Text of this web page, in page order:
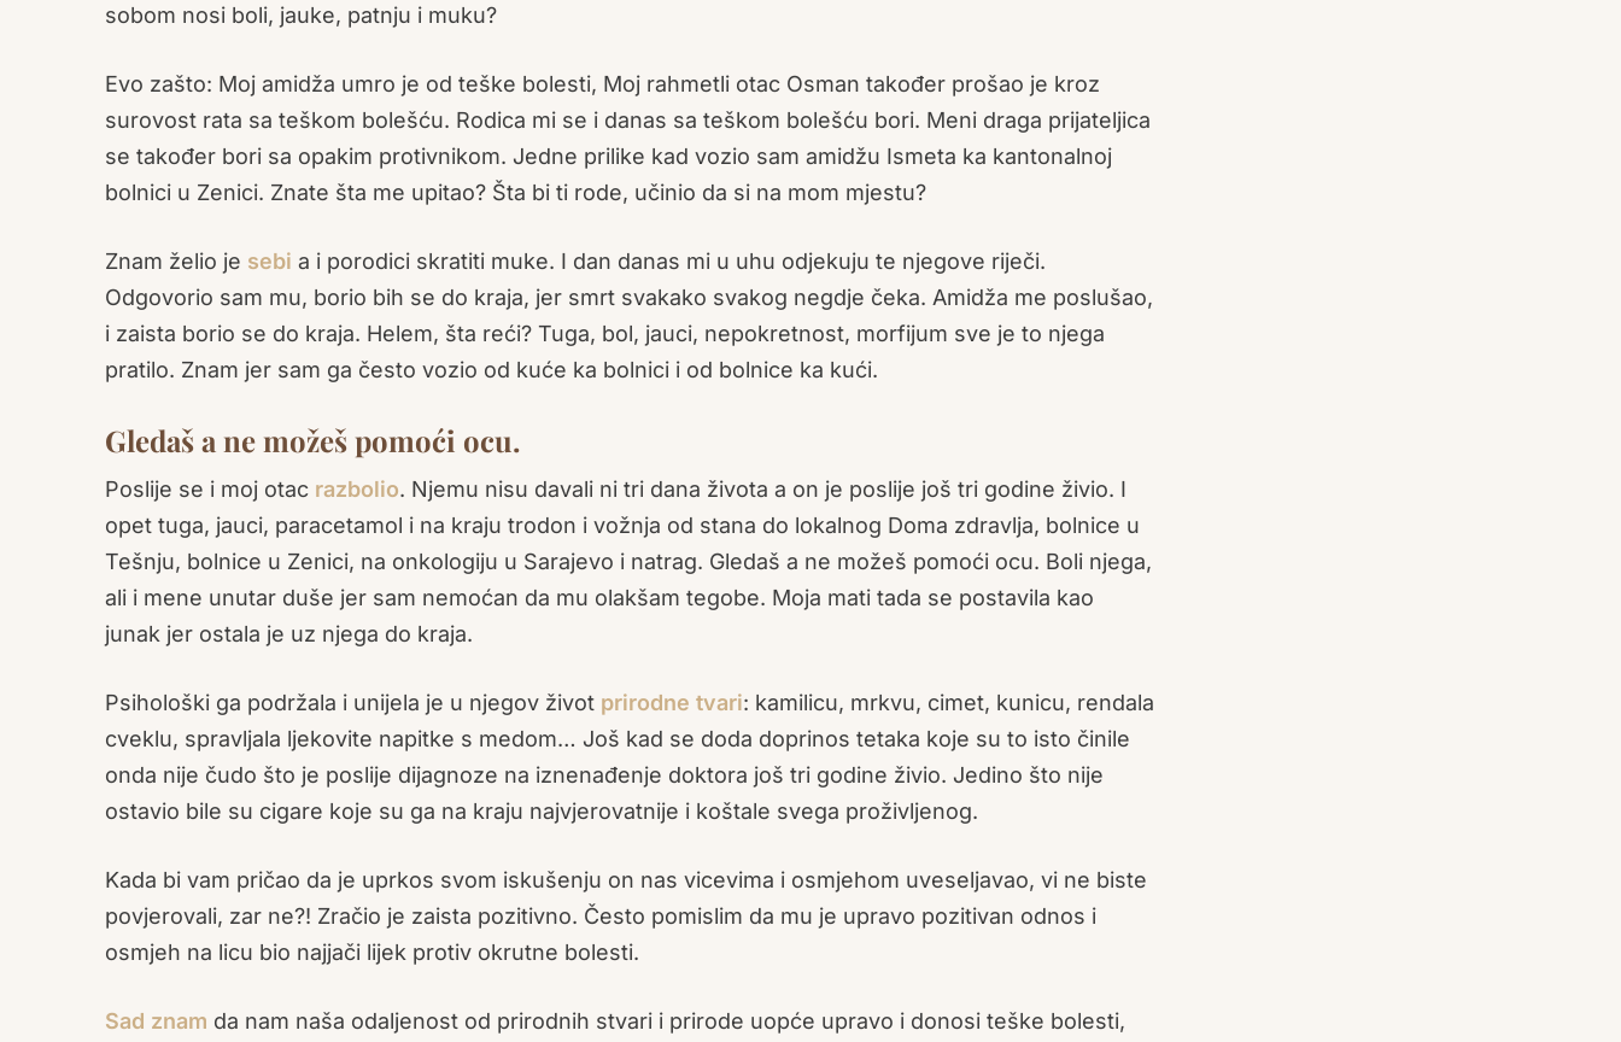
sobom nosi boli, jauke, patnju i muku?
Evo zašto: Moj amidža umro je od teške bolesti, Moj rahmetli otac Osman također prošao je kroz
surovost rata sa teškom bolešću. Rodica mi se i danas sa teškom bolešću bori. Meni draga prijateljica
se također bori sa opakim protivnikom. Jedne prilike kad vozio sam amidžu Ismeta ka kantonalnoj
bolnici u Zenici. Znate šta me upitao? Šta bi ti rode, učinio da si na mom mjestu?
Znam želio je sebi a i porodici skratiti muke. I dan danas mi u uhu odjekuju te njegove riječi.
Odgovorio sam mu, borio bih se do kraja, jer smrt svakako svakog negdje čeka. Amidža me poslušao,
i zaista borio se do kraja. Helem, šta reći? Tuga, bol, jauci, nepokretnost, morfijum sve je to njega
pratilo. Znam jer sam ga često vozio od kuće ka bolnici i od bolnice ka kući.
Gledaš a ne možeš pomoći ocu.
Poslije se i moj otac razbolio. Njemu nisu davali ni tri dana života a on je poslije još tri godine živio. I
opet tuga, jauci, paracetamol i na kraju trodon i vožnja od stana do lokalnog Doma zdravlja, bolnice u
Tešnju, bolnice u Zenici, na onkologiju u Sarajevo i natrag. Gledaš a ne možeš pomoći ocu. Boli njega,
ali i mene unutar duše jer sam nemoćan da mu olakšam tegobe. Moja mati tada se postavila kao
junak jer ostala je uz njega do kraja.
Psihološki ga podržala i unijela je u njegov život prirodne tvari: kamilicu, mrkvu, cimet, kunicu, rendala
cveklu, spravljala ljekovite napitke s medom… Još kad se doda doprinos tetaka koje su to isto činile
onda nije čudo što je poslije dijagnoze na iznenađenje doktora još tri godine živio. Jedino što nije
ostavio bile su cigare koje su ga na kraju najvjerovatnije i koštale svega proživljenog.
Kada bi vam pričao da je uprkos svom iskušenju on nas vicevima i osmjehom uveseljavao, vi ne biste
povjerovali, zar ne?! Zračio je zaista pozitivno. Često pomislim da mu je upravo pozitivan odnos i
osmjeh na licu bio najjači lijek protiv okrutne bolesti.
Sad znam da nam naša odaljenost od prirodnih stvari i prirode uopće upravo i donosi teške bolesti,